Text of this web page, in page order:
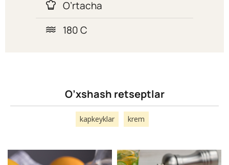
O’rtacha
180 C
O’xshash retseptlar
kapkeyklar krem